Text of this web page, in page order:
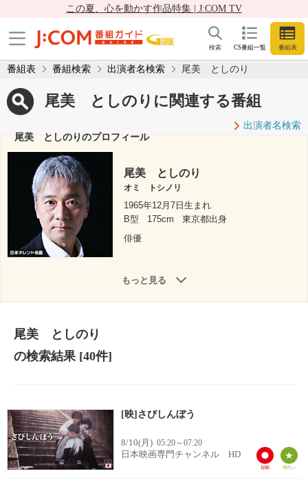
この夏、心を動かす作品特集 | J:COM TV
CS番組一覧 番組表
検索
番組表 番組検索 出演者名検索 尾美 としのり
尾美 としのりに関連する番組
出演者名検索
尾美 としのりのプロフィール
尾美 としのり
オミ トシノリ
1965年12月7日生まれ
B型
175cm
東京都出身
俳優
もっと見る
尾美 としのり
の検索結果[40件]
[映]さびしんぼう
8/10(月) 05:20～07:20
日本映画専門チャンネル HD